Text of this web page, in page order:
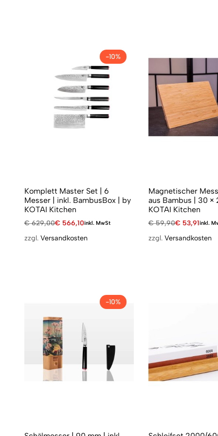
-10%
Komplett Master Set | 6
Messer | inkl. BambusBox | by
KOTAI Kitchen
€629,00€ 566,10inkl. MwSt
zzgl. Versandkosten
Magnetischer
aus Bambus | 30 ×
KOTAI Kitchen
€59,90€ 53,91inkl.
zzgl. Versandkosten
-10%